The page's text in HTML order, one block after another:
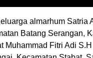
almarhum Satria
Batang Serangan,
Muhammad Fitri Adi